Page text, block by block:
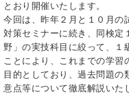
とおり開催いたします。
今回は、昨年２月と１０月の
対策セミナーに続き、同検定
野」の実技科目に絞って、１
ことにより、これまでの学習
目的としており、過去問題の
意点等について徹底解説いた